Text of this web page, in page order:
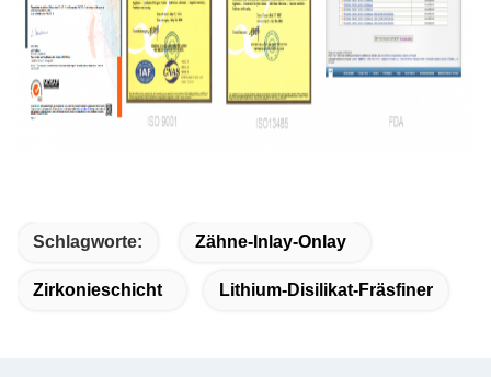
Schlagworte: Zähne-Inlay-Onlay
Zirkonieschicht Lithium-Disilikat-Fräsfiner